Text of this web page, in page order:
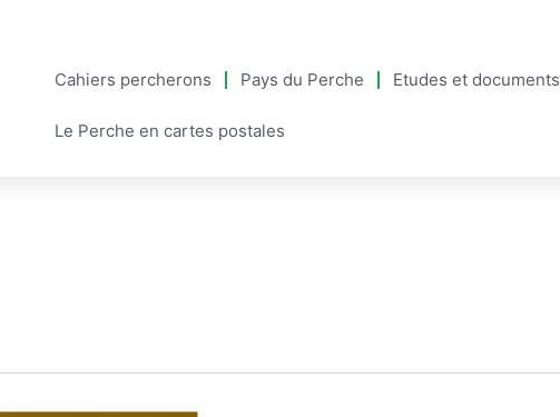
Cahiers percherons Pays du Perche Etudes et documents
Le Perche en cartes postales